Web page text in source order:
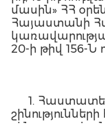
մասին» ՀՀ
Հայաստանի
20-ի թիվ 156-
1. Հաստատել
շինարարական